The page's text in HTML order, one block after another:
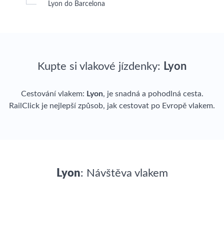
Lyon do Barcelona
Kupte si vlakové jízdenky: Lyon
Cestování vlakem: Lyon, je snadná a pohodlná cesta.
RailClick je nejlepší způsob, jak cestovat po Evropě vlakem.
Lyon: Návštěva vlakem